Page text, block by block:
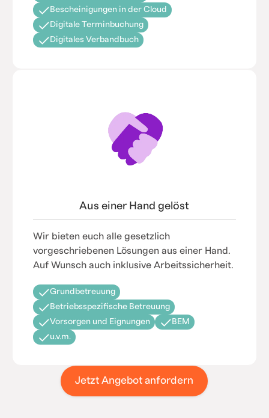
Bescheinigungen in der Cloud
Digitale Terminbuchung
Digitales Verbandbuch
Aus einer Hand gelöst
Wir bieten euch alle gesetzlich
vorgeschriebenen Lösungen aus einer Hand.
Auf Wunsch auch inklusive Arbeitssicherheit.
Grundbetreuung
Betriebsspezifische Betreuung
Vorsorgen und Eignungen
BEM
u.v.m.
Jetzt Angebot anfordern